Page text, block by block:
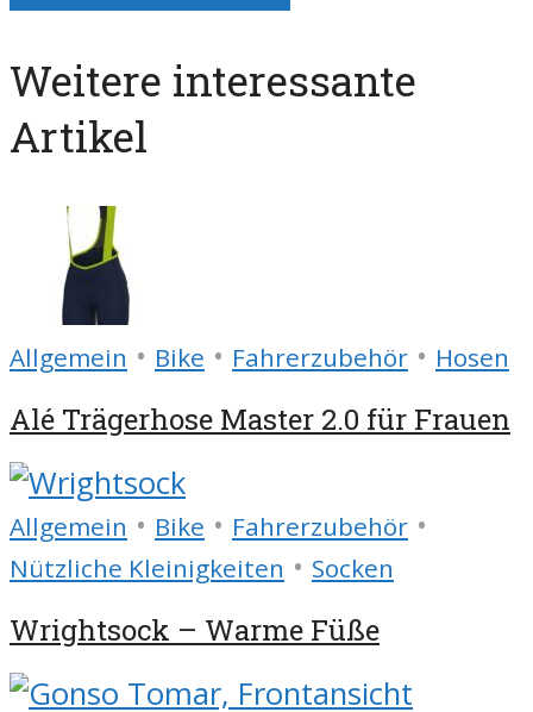
Weitere interessante
Artikel
Allgemein • Bike • Fahrerzubehör • Hosen
Alé Trägerhose Master 2.0 für Frauen
Allgemein • Bike • Fahrerzubehör •
Nützliche Kleinigkeiten • Socken
Wrightsock – Warme Füße